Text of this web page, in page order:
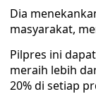
Dia
masyarakat,
Pilpres ini
meraih lebih
20% di setiap